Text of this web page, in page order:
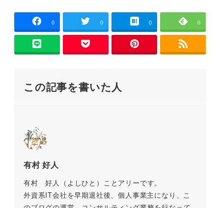
)
c
e
b
o
k
tt
er
ai
l
e e
n
p
y
Li
n
0 0 0 0
この記事を書いた人
有村 好人
有村 好人（よしひと）ことアリーです。
外資系IT会社を早期退社後、個人事業主になり、こ